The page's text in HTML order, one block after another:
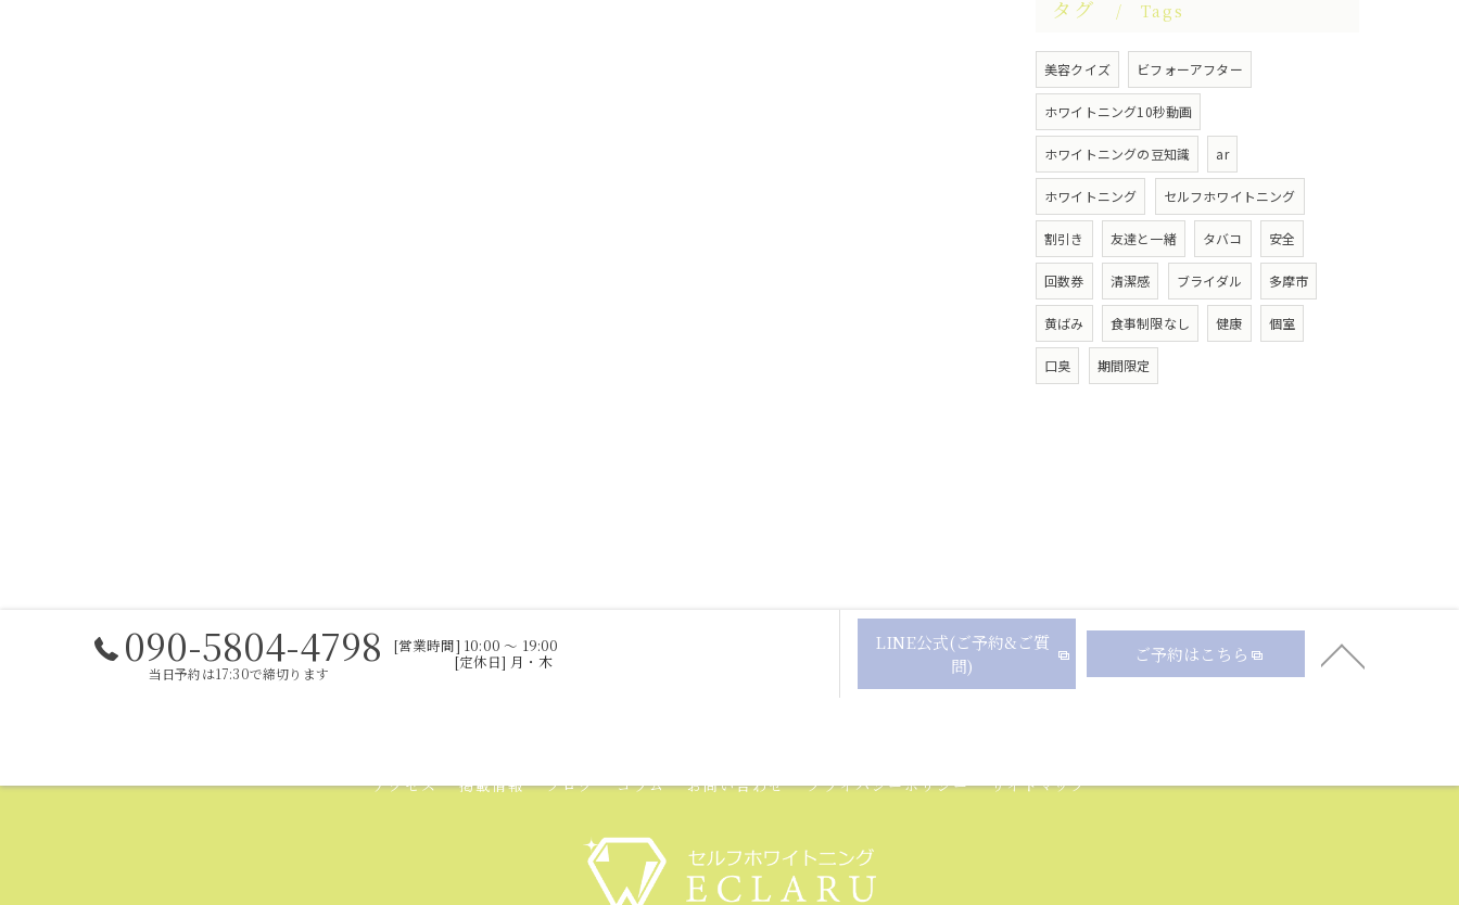
タグ Tags
美容クイズ ビフォーアフター
ホワイトニング10秒動画
ホワイトニングの豆知識 ar
ホワイトニング セルフホワイトニング
割引き 友達と一緒 タバコ 安全
回数券 清潔感 ブライダル 多摩市
黄ばみ 食事制限なし 健康 個室
口臭 期間限定
090-5804-4798
当日予約は17:30で締切ります
[営業時間] 10:00 ～ 19:00
[定休日] 月・木
LINE公式(ご予約&ご質
問)
ご予約はこちら
アクセス
掲載情報 ブログ コラム お問い合わせ プライバシーポリシー サイトマップ